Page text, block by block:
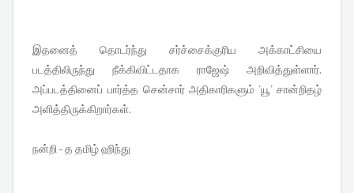
இதனைத் தொடர்ந்து சர்ச்சைக்குரிய அக்காட்சியை
படத்திலிருந்து நீக்கிவிட்டதாக ராஜேஷ் அறிவித்துள்ளார்.
அப்படத்தினைப் பார்த்த சென்சார் அதிகாரிகளும் 'யூ' சான்றிதழ்
அளித்திருக்கிறார்கள்.
நன்றி - த தமிழ் ஹிந்து